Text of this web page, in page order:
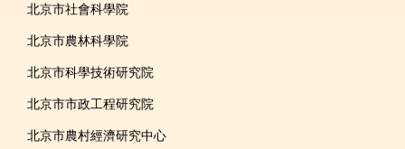
北京市社會科學院
北京市農林科學院
北京市科學技術研究院
北京市市政工程研究院
北京市農村經濟研究中心